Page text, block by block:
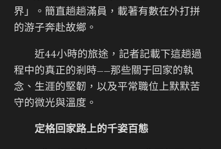
界」。簡直趟趟滿員，載著有數在外打拼
的游子奔赴故鄉。
近44小時的旅途，記者記載下這趟過
程中的真正的剎時——那些關于回家的執
念、生涯的堅韌，以及平常職位上默默苦
守的微光與溫度。
定格回家路上的千姿百態